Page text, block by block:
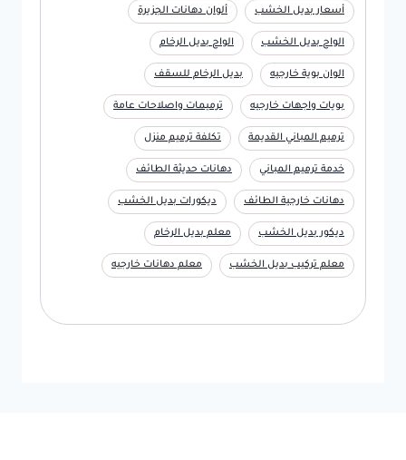
أسعار بديل الخشب ألوان دهانات الجزيرة
الواح بديل الخشب الواح بديل الرخام
الوان بوية خارجيه بديل الرخام للسقف
بويات واجهات خارجيه ترميمات واصلاحات عامة
ترميم المباني القديمة تكلفة ترميم منزل
خدمة ترميم المباني دهانات حديثة الطائف
دهانات خارجية الطائف ديكورات بديل الخشب
ديكور بديل الخشب معلم بديل الرخام
معلم تركيب بديل الخشب معلم دهانات خارجيه